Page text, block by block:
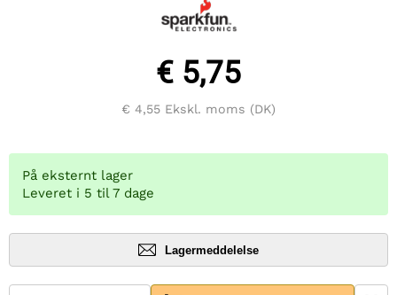
€ 5,75
€ 4,55 Ekskl. moms (DK)
På eksternt lager
Leveret i 5 til 7 dage
Lagermeddelelse